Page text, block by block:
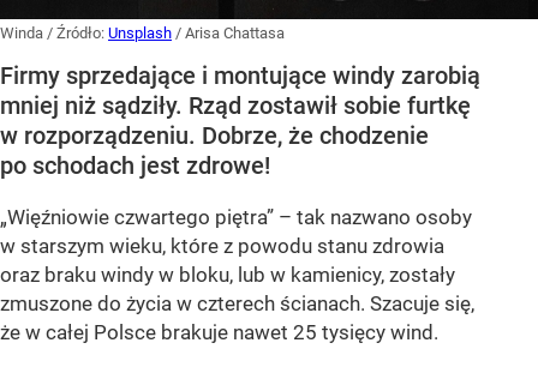
Winda / Źródło: Unsplash / Arisa Chattasa
Firmy sprzedające i montujące windy zarobią
mniej niż sądziły. Rząd zostawił sobie furtkę
w rozporządzeniu. Dobrze, że chodzenie
po schodach jest zdrowe!
„Więźniowie czwartego piętra” – tak nazwano osoby
w starszym wieku, które z powodu stanu zdrowia
oraz braku windy w bloku, lub w kamienicy, zostały
zmuszone do życia w czterech ścianach. Szacuje się,
że w całej Polsce brakuje nawet 25 tysięcy wind.